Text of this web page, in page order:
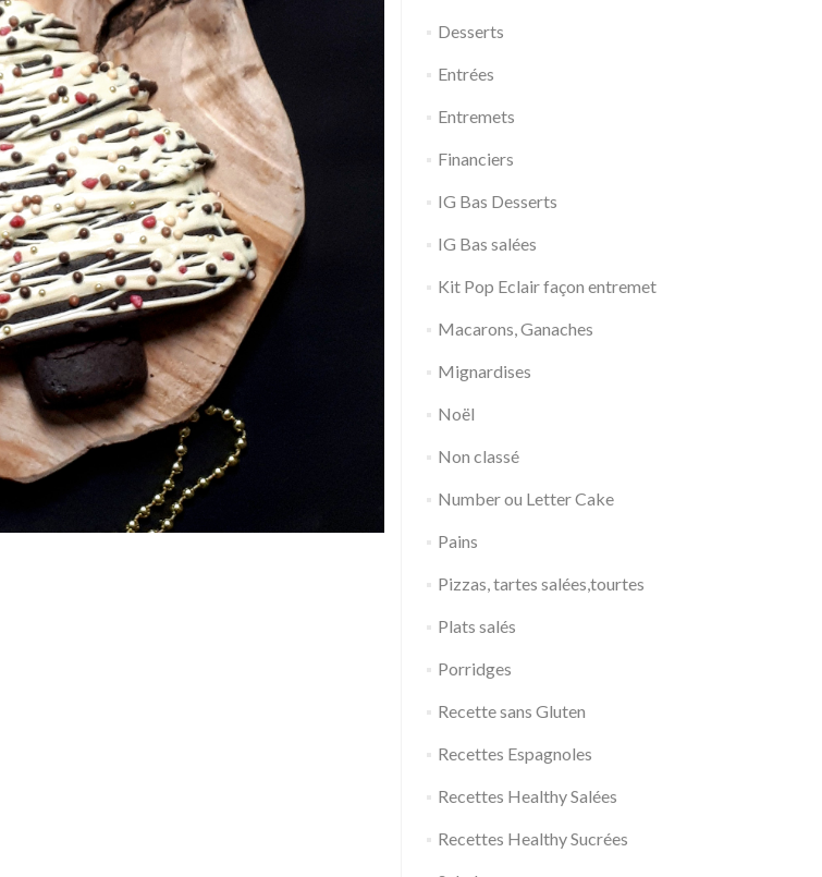
Desserts
Entrées
Entremets
Financiers
IG Bas Desserts
IG Bas salées
Kit Pop Eclair façon entremet
Macarons, Ganaches
Mignardises
Noël
Non classé
Number ou Letter Cake
Pains
Pizzas, tartes salées,tourtes
Plats salés
Porridges
Recette sans Gluten
Recettes Espagnoles
Recettes Healthy Salées
Recettes Healthy Sucrées